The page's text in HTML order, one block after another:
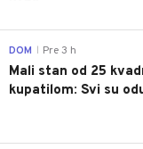
DOM Pre 3 h
Mali stan od 25
kupatilom: Svi su